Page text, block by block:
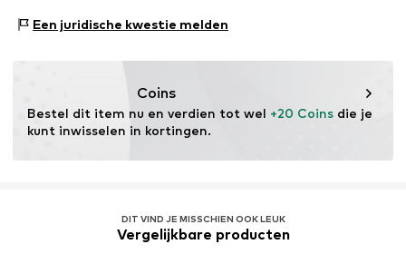
PL 55
Een juridische kwestie melden
Coins
Bestel dit item nu en verdien tot wel +20 Coins die je
kunt inwisselen in kortingen.
DIT VIND JE MISSCHIEN OOK LEUK
Vergelijkbare producten